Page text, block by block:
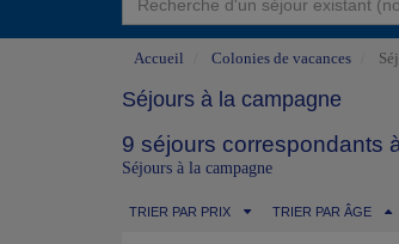
Accueil Colonies de vacances
Séjours à la campagne
9 séjours correspondants
Séjours à la campagne
TRIER PAR PRIX TRIER PAR ÂGE